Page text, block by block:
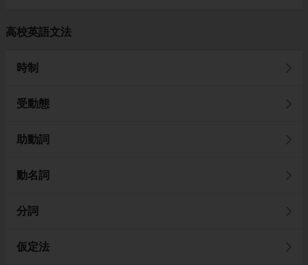
高校英語文法
時制
受動態
助動詞
動名詞
分詞
仮定法